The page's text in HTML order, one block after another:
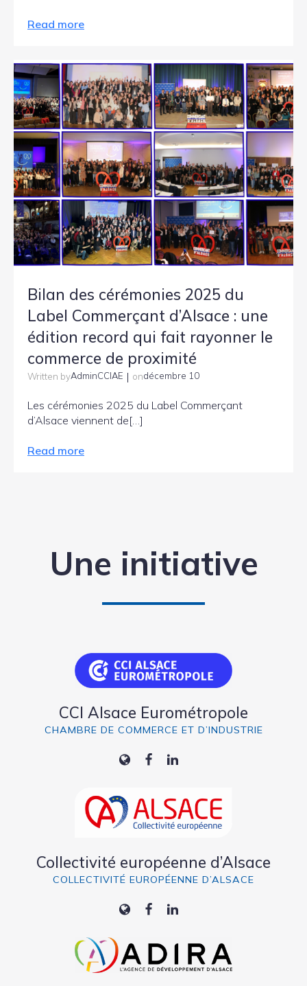
Read more
Bilan des cérémonies 2025 du
Label Commerçant d’Alsace : une
édition record qui fait rayonner le
commerce de proximité
Written byAdminCCIAE | ondécembre 10
Les cérémonies 2025 du Label Commerçant
d’Alsace viennent de[…]
Read more
Une initiative
CCI Alsace Eurométropole
CHAMBRE DE COMMERCE ET D’INDUSTRIE
Collectivité européenne d’Alsace
COLLECTIVITÉ EUROPÉENNE D’ALSACE